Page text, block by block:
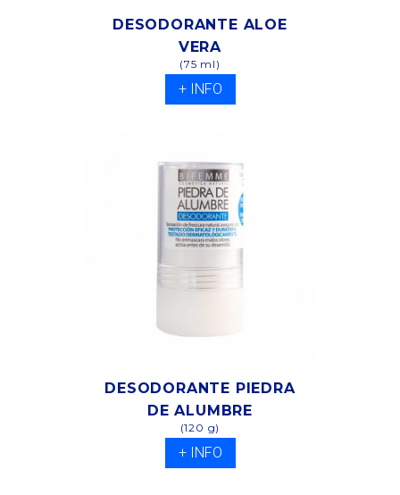
DESODORANTE ALOE
VERA
(75 ml)
+ INFO
DESODORANTE PIEDRA
DE ALUMBRE
(120 g)
+ INFO